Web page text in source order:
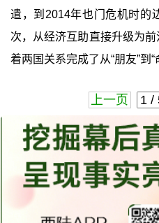
遣，到2014年也门危机时的
次，从经济互助直接升级为
着两国关系完成了从“朋友”到“
上一页